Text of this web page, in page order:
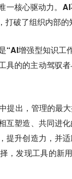
核心驱动力。
破了组织内部的
“AI增强型知识工
具的的主动驾驭
提出，管理的最
互塑造、共同进
提升创造力，并
，发现工具的新